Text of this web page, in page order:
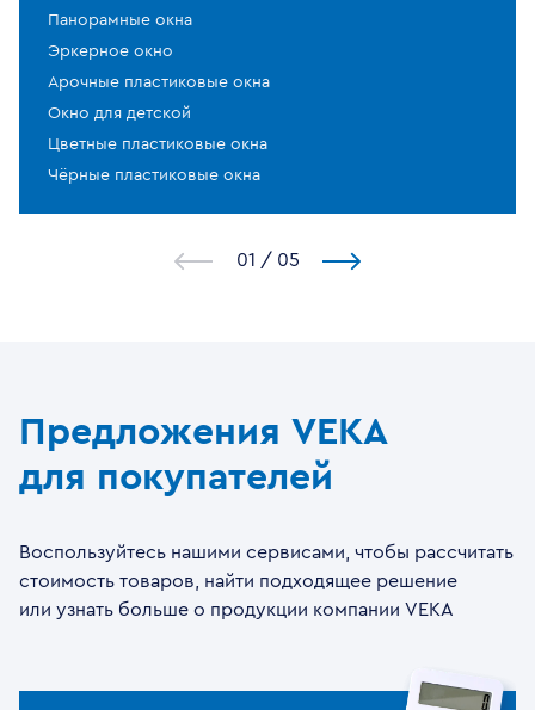
Панорамные окна
Эркерное окно
Арочные пластиковые окна
Окно для детской
Цветные пластиковые окна
Чёрные пластиковые окна
1 / 5
Предложения VEKA
для покупателей
Воспользуйтесь нашими сервисами, чтобы рассчитать
стоимость товаров, найти подходящее решение
или узнать больше о продукции компании VEKA